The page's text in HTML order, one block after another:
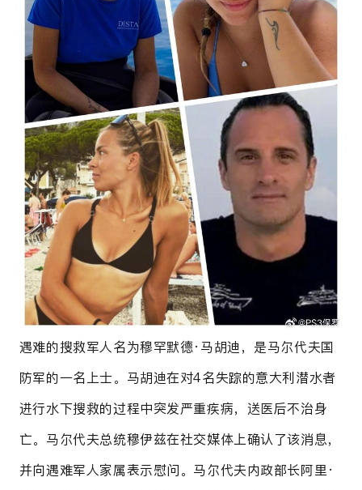
遇难的搜救军人名为穆罕默德·马胡迪，是马尔代夫国
防军的一名上士。马胡迪在对4名失踪的意大利潜水者
进行水下搜救的过程中突发严重疾病，送医后不治身
亡。马尔代夫总统穆伊兹在社交媒体上确认了该消息，
并向遇难军人家属表示慰问。马尔代夫内政部长阿里·